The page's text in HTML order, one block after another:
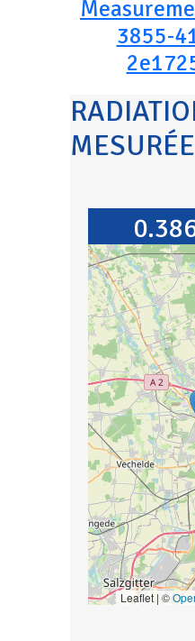
3855-
MESURÉE
Leaflet | ©